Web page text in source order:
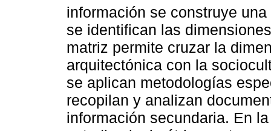
información se construye
se identifican las
matriz permite cruzar la
arquitectónica con la
se aplican metodologías
recopilan y analizan
información secundaria. En